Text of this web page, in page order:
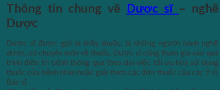
Thông tin chung về Dược sĩ – nghề
Dược
Dược sĩ được gọi là thầy thuốc, là những người hành nghề
dược, có chuyên môn về thuốc. Dược sĩ cũng tham gia vào quá
trình điều trị bệnh thông qua theo dõi việc tối ưu hóa sử dụng
thuốc của bệnh nhân hoặc giải thích các đơn thuốc của các Y sĩ,
Bác sĩ.